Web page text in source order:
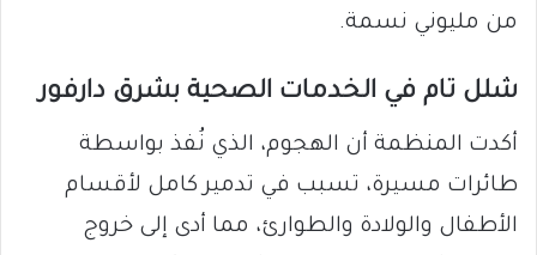
من مليوني نسمة.
​شلل تام في الخدمات الصحية بشرق دارفور
​أكدت المنظمة أن الهجوم، الذي نُفذ بواسطة
طائرات مسيرة، تسبب في تدمير كامل لأقسام
الأطفال والولادة والطوارئ، مما أدى إلى خروج